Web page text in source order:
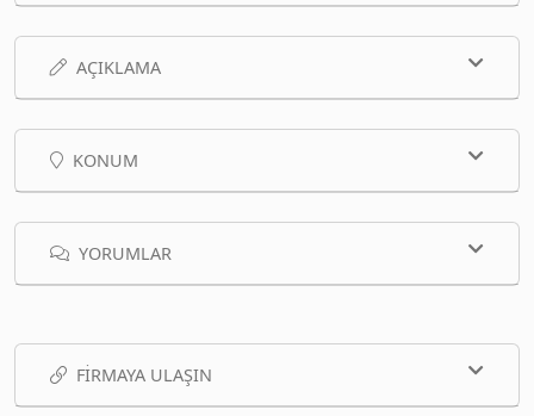
AÇIKLAMA
KONUM
YORUMLAR
FIRMAYA ULAŞIN